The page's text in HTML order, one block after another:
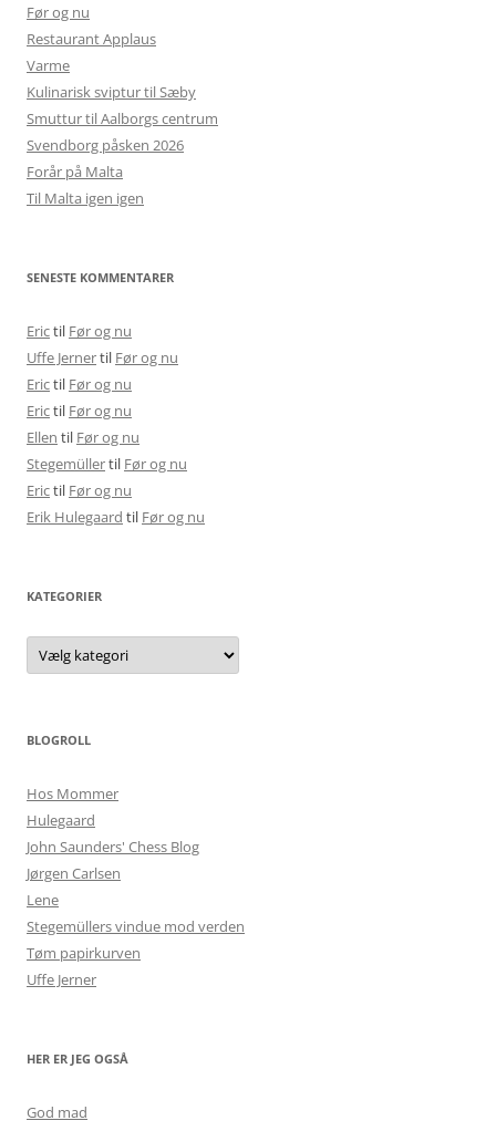
Før og nu
Restaurant Applaus
Varme
Kulinarisk sviptur til Sæby
Smuttur til Aalborgs centrum
Svendborg påsken 2026
Forår på Malta
Til Malta igen igen
SENESTE KOMMENTARER
Erictil Før og nu
Uffe Jernertil Før og nu
Erictil Før og nu
Erictil Før og nu
Ellen til Før og nu
Stegemüllertil Før og nu
Erictil Før og nu
Erik Hulegaard til Før og nu
KATEGORIER
Kategorier
BLOGROLL
Hos Mommer
Hulegaard
John Saunders' Chess Blog
Jørgen Carlsen
Lene
Stegemüllers vindue mod verden
Tøm papirkurven
Uffe Jerner
HER ER JEG OGSÅ
God mad